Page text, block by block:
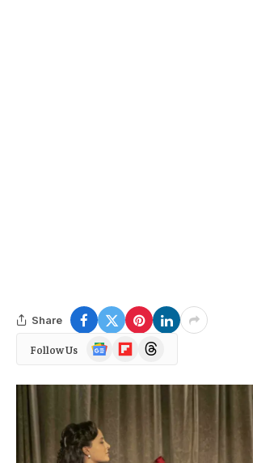
Share
Follow Us
Google
News
FlipboardThreads